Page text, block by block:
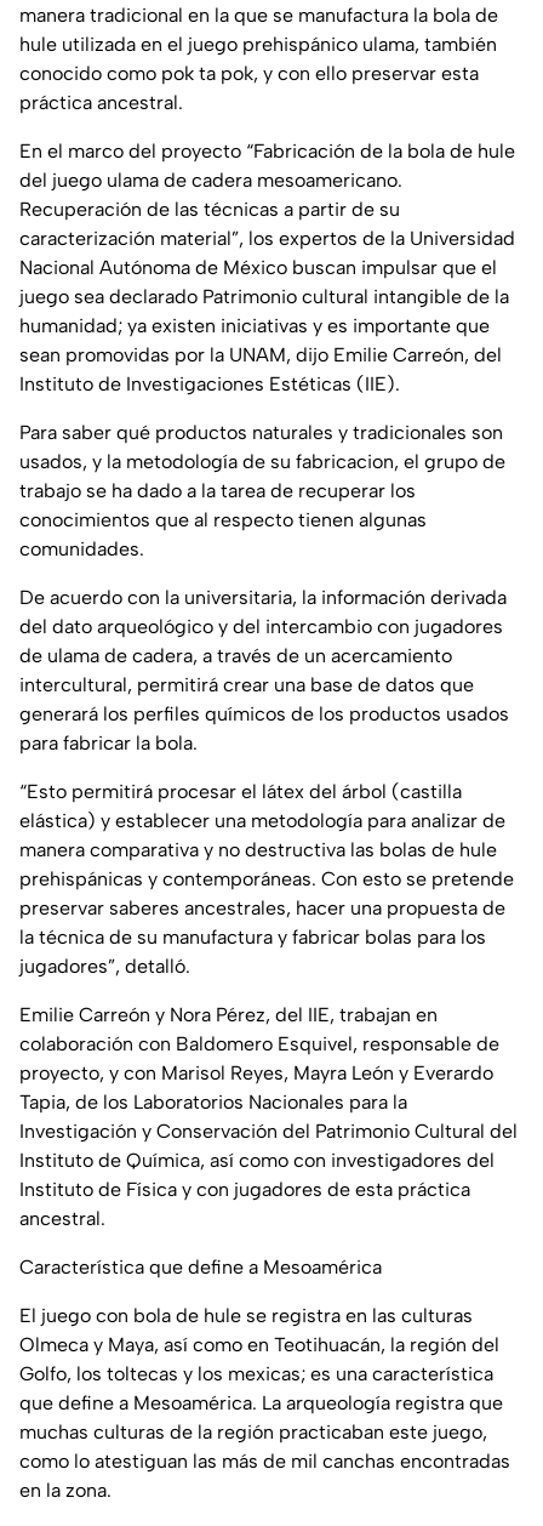
manera tradicional en la que se manufactura la bola de
hule utilizada en el juego prehispánico ulama, también
conocido como pok ta pok, y con ello preservar esta
práctica ancestral.
En el marco del proyecto “Fabricación de la bola de hule
del juego ulama de cadera mesoamericano.
Recuperación de las técnicas a partir de su
caracterización material”, los expertos de la Universidad
Nacional Autónoma de México buscan impulsar que el
juego sea declarado Patrimonio cultural intangible de la
humanidad; ya existen iniciativas y es importante que
sean promovidas por la UNAM, dijo Emilie Carreón, del
Instituto de Investigaciones Estéticas (IIE).
Para saber qué productos naturales y tradicionales son
usados, y la metodología de su fabricacion, el grupo de
trabajo se ha dado a la tarea de recuperar los
conocimientos que al respecto tienen algunas
comunidades.
De acuerdo con la universitaria, la información derivada
del dato arqueológico y del intercambio con jugadores
de ulama de cadera, a través de un acercamiento
intercultural, permitirá crear una base de datos que
generará los perfiles químicos de los productos usados
para fabricar la bola.
“Esto permitirá procesar el látex del árbol (castilla
elástica) y establecer una metodología para analizar de
manera comparativa y no destructiva las bolas de hule
prehispánicas y contemporáneas. Con esto se pretende
preservar saberes ancestrales, hacer una propuesta de
la técnica de su manufactura y fabricar bolas para los
jugadores”, detalló.
Emilie Carreón y Nora Pérez, del IIE, trabajan en
colaboración con Baldomero Esquivel, responsable de
proyecto, y con Marisol Reyes, Mayra León y Everardo
Tapia, de los Laboratorios Nacionales para la
Investigación y Conservación del Patrimonio Cultural del
Instituto de Química, así como con investigadores del
Instituto de Física y con jugadores de esta práctica
ancestral.
Característica que define a Mesoamérica
El juego con bola de hule se registra en las culturas
Olmeca y Maya, así como en Teotihuacán, la región del
Golfo, los toltecas y los mexicas; es una característica
que define a Mesoamérica. La arqueología registra que
muchas culturas de la región practicaban este juego,
como lo atestiguan las más de mil canchas encontradas
en la zona.